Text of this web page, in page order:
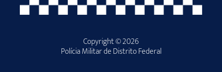
Copyright © 2026
Polícia Militar de Distrito Federal